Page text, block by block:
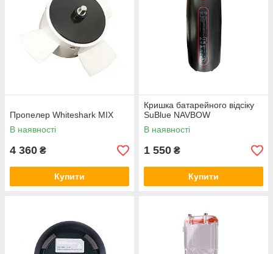
Пропелер Whiteshark MIX
В наявності
4 360 ₴
Купити
Кришка батарейного відсіку
SuBlue NAVBOW
В наявності
1 550 ₴
Купити